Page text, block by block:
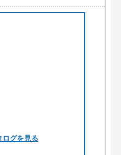
ログを見る